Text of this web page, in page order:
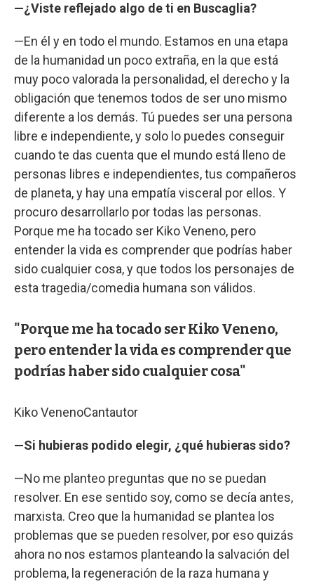
—¿Viste reflejado algo de ti en Buscaglia?
—En él y en todo el mundo. Estamos en una etapa
de la humanidad un poco extraña, en la que está
muy poco valorada la personalidad, el derecho y la
obligación que tenemos todos de ser uno mismo
diferente a los demás. Tú puedes ser una persona
libre e independiente, y solo lo puedes conseguir
cuando te das cuenta que el mundo está lleno de
personas libres e independientes, tus compañeros
de planeta, y hay una empatía visceral por ellos. Y
procuro desarrollarlo por todas las personas.
Porque me ha tocado ser Kiko Veneno, pero
entender la vida es comprender que podrías haber
sido cualquier cosa, y que todos los personajes de
esta tragedia/comedia humana son válidos.
"Porque me ha tocado ser Kiko Veneno,
pero entender la vida es comprender que
podrías haber sido cualquier cosa"
Kiko VenenoCantautor
—Si hubieras podido elegir, ¿qué hubieras sido?
—No me planteo preguntas que no se puedan
resolver. En ese sentido soy, como se decía antes,
marxista. Creo que la humanidad se plantea los
problemas que se pueden resolver, por eso quizás
ahora no nos estamos planteando la salvación del
problema, la regeneración de la raza humana y